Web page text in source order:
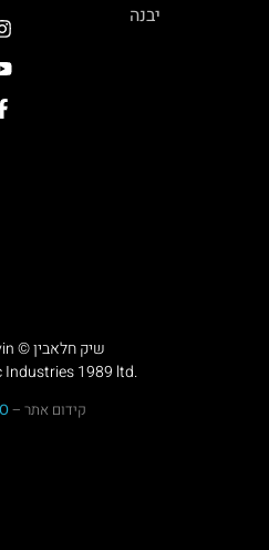
יבנה
Chic Hlavin © שיק חלאבין
Industries 1989 ltd.
קידום אתר –